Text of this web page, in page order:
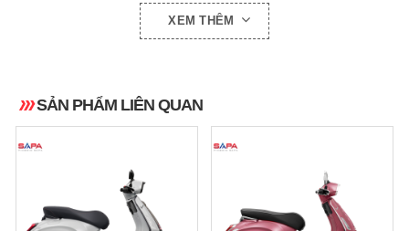
Phiên bản đặc biệt này sử dụng màu xanh Verde
Pastello, lấy cảm hứng từ mẫu Vespa 98 ra mắt vào năm
XEM THÊM
SẢN PHẨM LIÊN QUAN